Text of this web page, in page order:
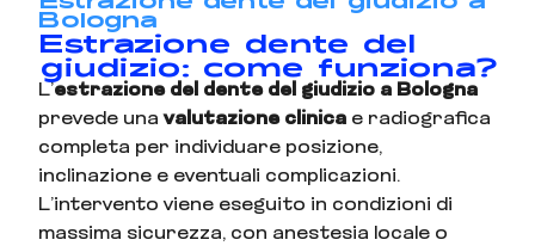
Bologna
Estrazione dente del
giudizio: come funziona?
L’estrazione del dente del giudizio a Bologna
prevede unavalutazione clinica e radiografica
completa per individuare posizione,
inclinazione e eventuali complicazioni.
L’intervento viene eseguito in condizioni di
massima sicurezza, con anestesia locale o